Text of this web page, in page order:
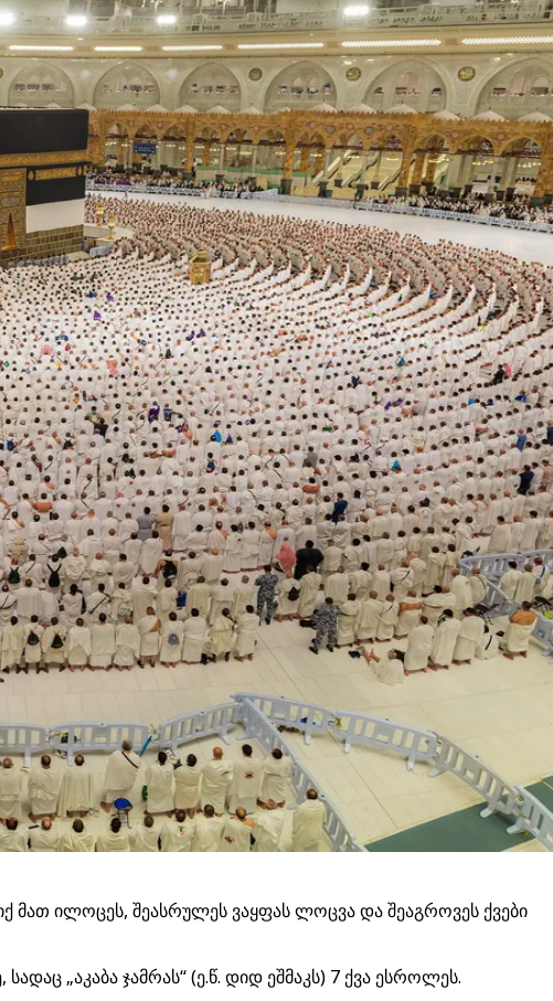
მათ ილოცეს, შეასრულეს ვაყფას ლოცვა და შეაგროვეს ქვები
„აკაბა ჯამრას“ (ე.წ. დიდ ეშმაკს) 7 ქვა ესროლეს.